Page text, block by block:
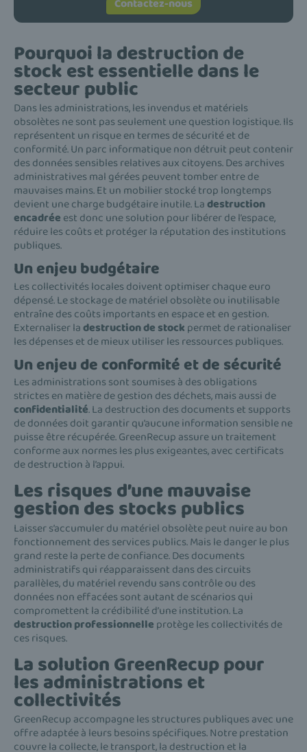
Contactez-nous
Pourquoi la destruction de
stock est essentielle dans le
secteur public
Dans les administrations, les invendus et matériels
obsolètes ne sont pas seulement une question logistique. Ils
représentent un risque en termes de sécurité et de
conformité. Un parc informatique non détruit peut contenir
des données sensibles relatives aux citoyens. Des archives
administratives mal gérées peuvent tomber entre de
mauvaises mains. Et un mobilier stocké trop longtemps
devient une charge budgétaire inutile. Ladestruction
encadrée est donc une solution pour libérer de l’espace,
réduire les coûts et protéger la réputation des institutions
publiques.
Un enjeu budgétaire
Les collectivités locales doivent optimiser chaque euro
dépensé. Le stockage de matériel obsolète ou inutilisable
entraîne des coûts importants en espace et en gestion.
Externaliser ladestruction de stock permet de rationaliser
les dépenses et de mieux utiliser les ressources publiques.
Un enjeu de conformité et de sécurité
Les administrations sont soumises à des obligations
strictes en matière de gestion des déchets, mais aussi de
confidentialité. La destruction des documents et supports
de données doit garantir qu’aucune information sensible ne
puisse être récupérée. GreenRecup assure un traitement
conforme aux normes les plus exigeantes, avec certificats
de destruction à l’appui.
Les risques d’une mauvaise
gestion des stocks publics
Laisser s’accumuler du matériel obsolète peut nuire au bon
fonctionnement des services publics. Mais le danger le plus
grand reste la perte de confiance. Des documents
administratifs qui réapparaissent dans des circuits
parallèles, du matériel revendu sans contrôle ou des
données non effacées sont autant de scénarios qui
compromettent la crédibilité d’une institution. La
destruction professionnelle protège les collectivités de
ces risques.
La solution GreenRecup pour
les administrations et
collectivités
GreenRecup accompagne les structures publiques avec une
offre adaptée à leurs besoins spécifiques. Notre prestation
couvre la collecte, le transport, la destruction et la